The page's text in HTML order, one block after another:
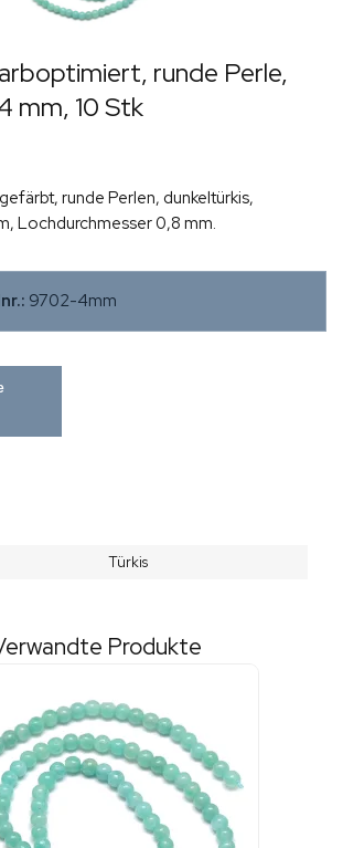
runde Perle,
mm, 10 Stk
runde Perlen, dunkeltürkis,
Lochdurchmesser 0,8 mm.
9702-4mm
Türkis
Produkte